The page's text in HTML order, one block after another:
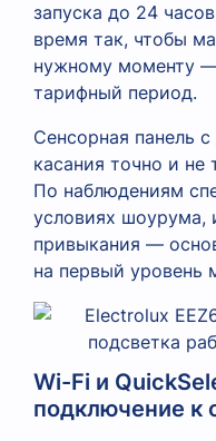
запуска до 24
время так, чтобы
нужному моменту
тарифный период.
Сенсорная панель
касания точно и не
По наблюдениям
условиях шоурума,
привыкания —
на первый уровень
Wi-Fi и
подключение к